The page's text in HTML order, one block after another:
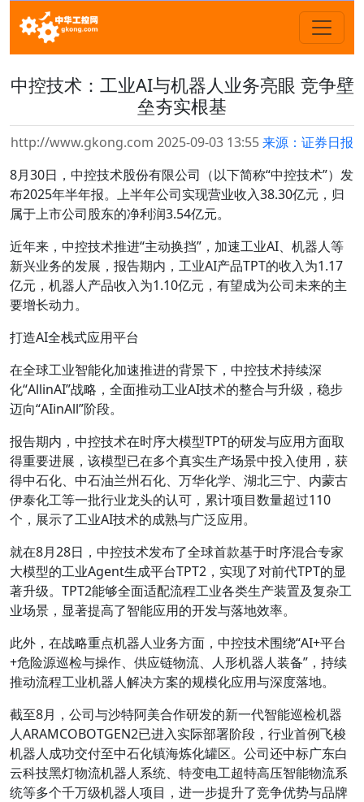
中控技术：工业AI与机器人业务亮眼 竞争壁
垒夯实根基
http://www.gkong.com 2025-09-03 13:55来源：证券日报
8月30日，中控技术股份有限公司（以下简称“中控技术”）发
布2025年半年报。上半年公司实现营业收入38.30亿元，归
属于上市公司股东的净利润3.54亿元。
近年来，中控技术推进“主动换挡”，加速工业AI、机器人等
新兴业务的发展，报告期内，工业AI产品TPT的收入为1.17
亿元，机器人产品收入为1.10亿元，有望成为公司未来的主
要增长动力。
打造AI全栈式应用平台
在全球工业智能化加速推进的背景下，中控技术持续深
化“AllinAI”战略，全面推动工业AI技术的整合与升级，稳步
迈向“AIinAll”阶段。
报告期内，中控技术在时序大模型TPT的研发与应用方面取
得重要进展，该模型已在多个真实生产场景中投入使用，获
得中石化、中石油兰州石化、万华化学、湖北三宁、内蒙古
伊泰化工等一批行业龙头的认可，累计项目数量超过110
个，展示了工业AI技术的成熟与广泛应用。
就在8月28日，中控技术发布了全球首款基于时序混合专家
大模型的工业Agent生成平台TPT2，实现了对前代TPT的显
著升级。TPT2能够全面适配流程工业各类生产装置及复杂工
业场景，显著提高了智能应用的开发与落地效率。
此外，在战略重点机器人业务方面，中控技术围绕“AI+平台
+危险源巡检与操作、供应链物流、人形机器人装备”，持续
推动流程工业机器人解决方案的规模化应用与深度落地。
截至8月，公司与沙特阿美合作研发的新一代智能巡检机器
人ARAMCOBOTGEN2已进入实际部署阶段，行业首例飞梭
机器人成功交付至中石化镇海炼化罐区。公司还中标广东白
云科技黑灯物流机器人系统、特变电工超特高压智能物流系
统等多个千万级机器人项目，进一步提升了竞争优势与品牌